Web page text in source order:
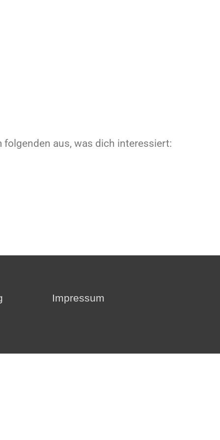
folgenden aus, was dich interessiert:
Impressum